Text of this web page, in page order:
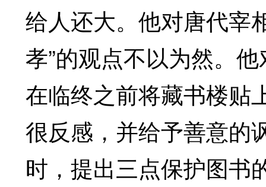
给人还大。他对唐代宰
孝”的观点不以为然。
在临终之前将藏书楼贴
很反感，并给予善意的
时，提出三点保护图书